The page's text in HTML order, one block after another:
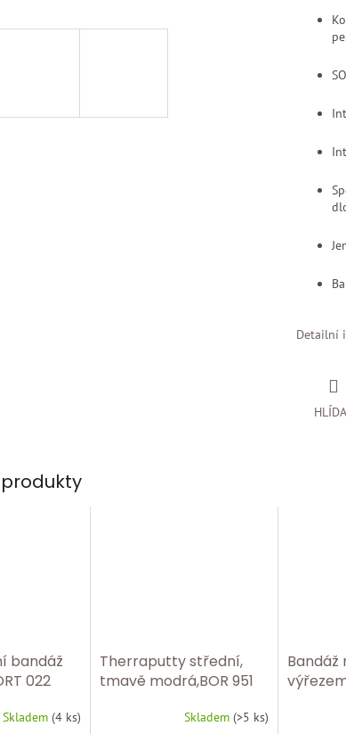
Detailní
bandáž
022
Skladem (4 ks)
Therraputty střední,
tmavě modrá,BOR 951
Skladem (>5 ks)
Bandáž